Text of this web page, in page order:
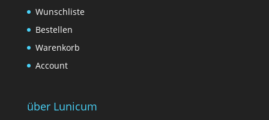
Wunschliste
Bestellen
Warenkorb
Account
über Lunicum